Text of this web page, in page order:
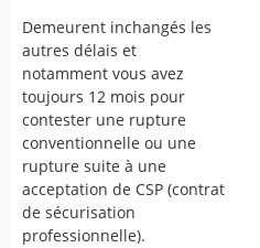
Demeurent inchangés les
autres délais et
notamment vous avez
toujours 12 mois pour
contester une rupture
conventionnelle ou une
rupture suite à une
acceptation de CSP (contrat
de sécurisation
professionnelle).